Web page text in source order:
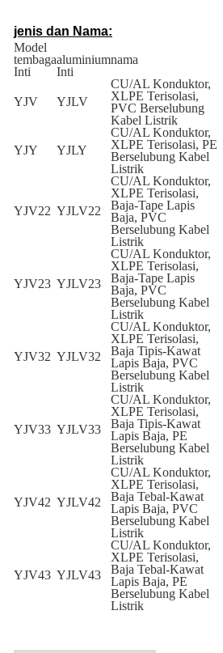
jenis dan Nama:
Model
nama
tembaga
Inti
aluminium
Inti
YJV YJLV
CU/AL Konduktor,
XLPE Terisolasi,
PVC Berselubung
Kabel Listrik
YJY YJLY
CU/AL Konduktor,
XLPE Terisolasi, PE
Berselubung Kabel
Listrik
YJV22 YJLV22
CU/AL Konduktor,
XLPE Terisolasi,
Baja-Tape Lapis
Baja, PVC
Berselubung Kabel
Listrik
YJV23 YJLV23
CU/AL Konduktor,
XLPE Terisolasi,
Baja-Tape Lapis
Baja, PVC
Berselubung Kabel
Listrik
YJV32 YJLV32
CU/AL Konduktor,
XLPE Terisolasi,
Baja Tipis-Kawat
Lapis Baja, PVC
Berselubung Kabel
Listrik
YJV33 YJLV33
CU/AL Konduktor,
XLPE Terisolasi,
Baja Tipis-Kawat
Lapis Baja, PE
Berselubung Kabel
Listrik
YJV42 YJLV42
CU/AL Konduktor,
XLPE Terisolasi,
Baja Tebal-Kawat
Lapis Baja, PVC
Berselubung Kabel
Listrik
YJV43 YJLV43
CU/AL Konduktor,
XLPE Terisolasi,
Baja Tebal-Kawat
Lapis Baja, PE
Berselubung Kabel
Listrik